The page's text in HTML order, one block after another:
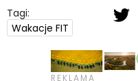
Tagi:
Wakacje FIT